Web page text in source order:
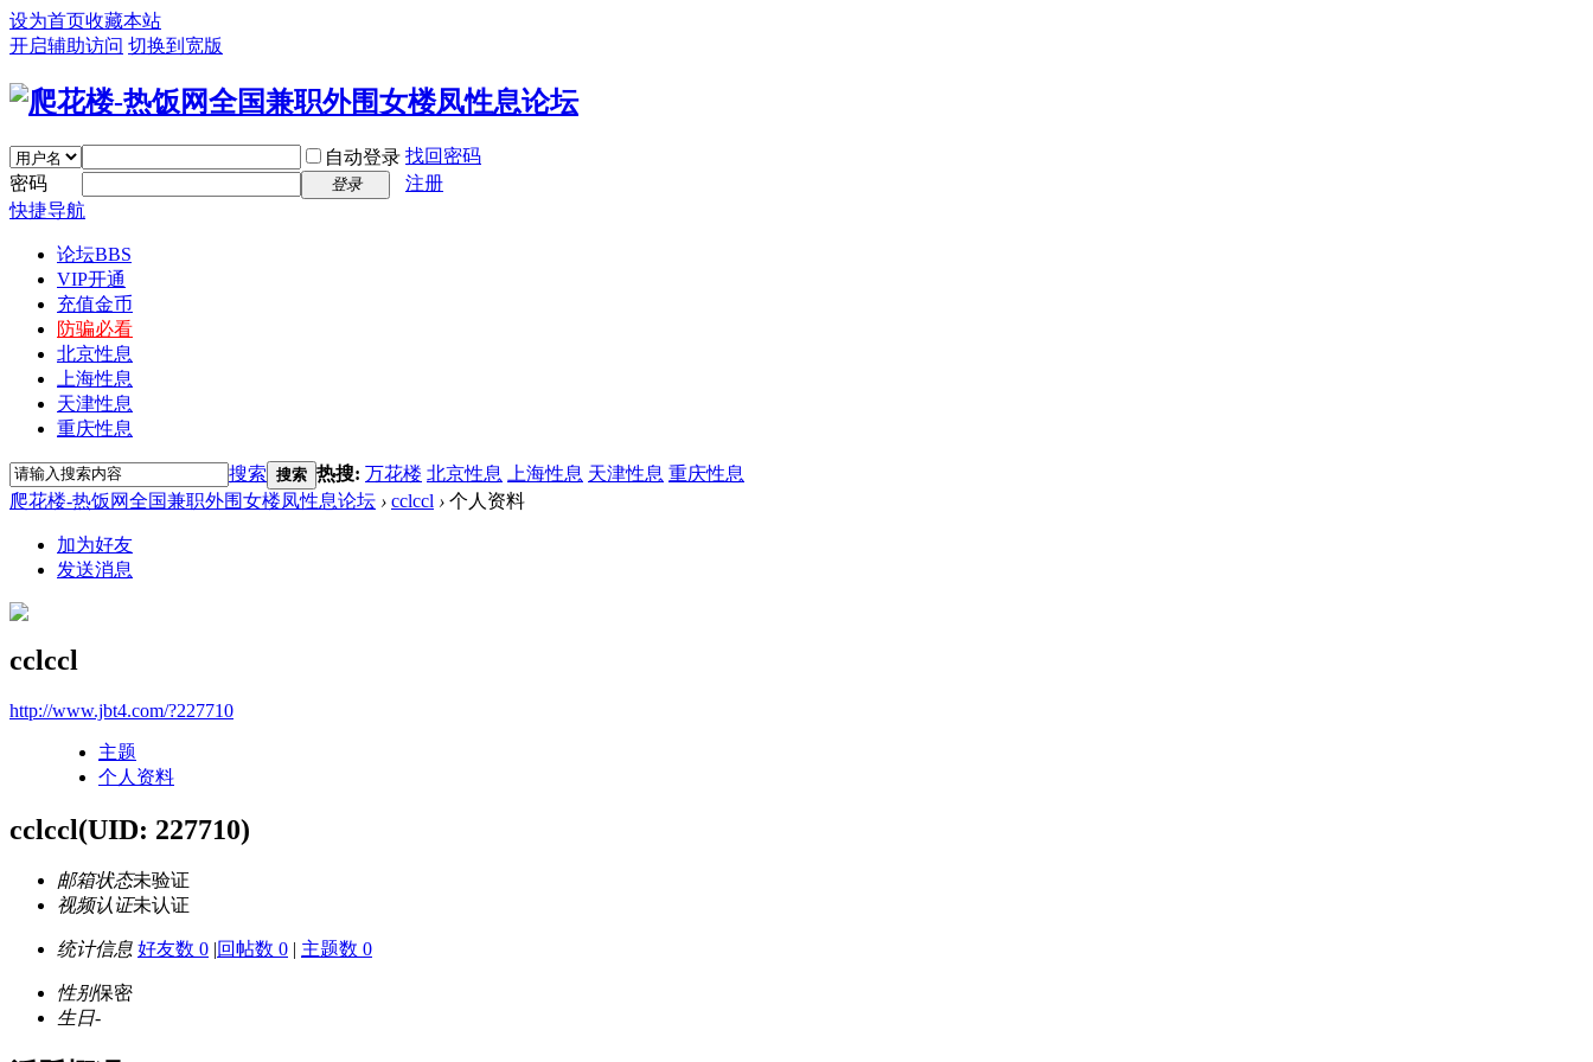
设为首页收藏本站
开启辅助访问 切换到宽版
自动登录 找回密码
密码
登录
注册
快捷导航
论坛BBS
VIP开通
充值金币
防骗必看
北京性息
上海性息
天津性息
重庆性息
搜索 搜索 热搜: 万花楼 北京性息 上海性息 天津性息 重庆性息
爬花楼-热饭网全国兼职外围女楼凤性息论坛 › cclccl › 个人资料
加为好友
发送消息
cclccl
http://www.jbt4.com/?227710
主题
个人资料
cclccl(UID: 227710)
邮箱状态未验证
视频认证未认证
统计信息 好友数 0 |回帖数 0 | 主题数 0
性别保密
生日-